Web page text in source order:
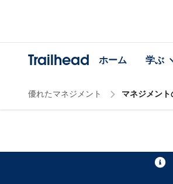
Trailhead ホーム 学ぶ
優れたマネジメント マネジメン